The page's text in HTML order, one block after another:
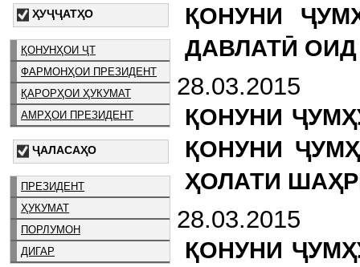
ҲУҶҶАТҲО
ҚОНУНҲОИ ҶТ
ФАРМОНҲОИ ПРЕЗИДЕНТ
ҚАРОРҲОИ ҲУКУМАТ
АМРҲОИ ПРЕЗИДЕНТ
ҶАЛАСАҲО
ПРЕЗИДЕНТ
ҲУКУМАТ
ПОРЛУМОН
ДИГАР
ҚОНУНИ
ДАВЛАТӢ
28.03.2015
ҚОНУНИ
ҚОНУНИ
ҲОЛАТИ
28.03.2015
ҚОНУНИ